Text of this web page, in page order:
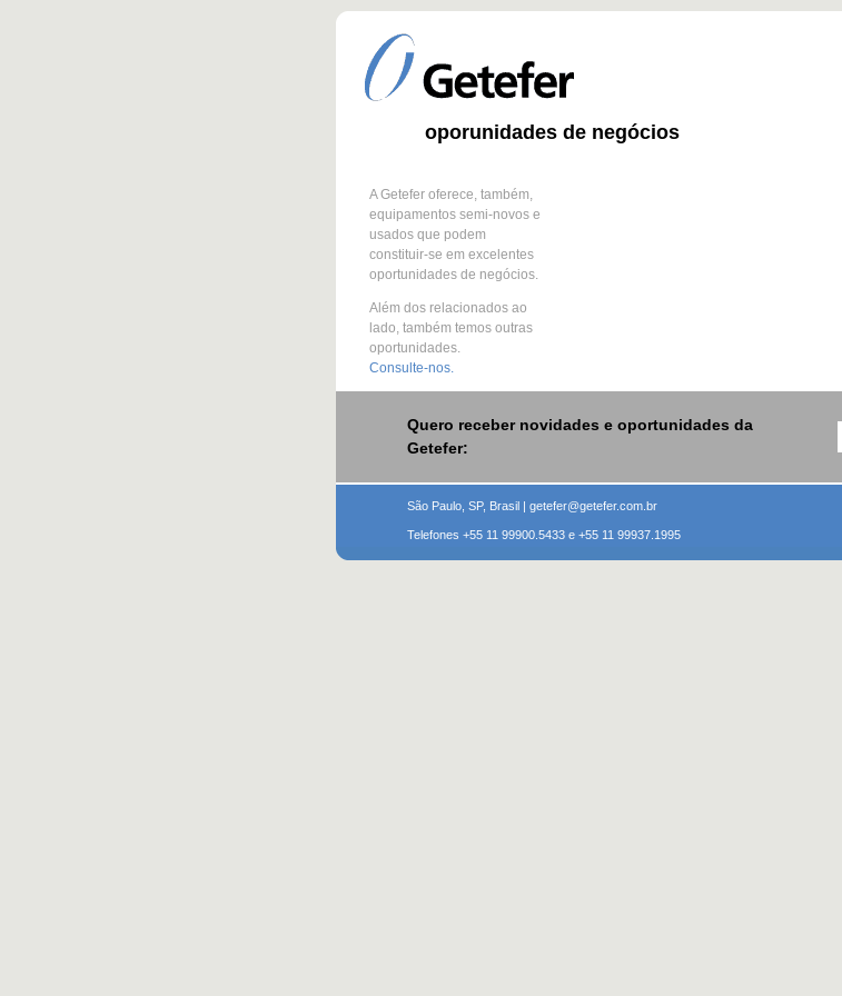
oporunidades de negócios
A Getefer oferece, também,
equipamentos semi-novos e
usados que podem
constituir-se em excelentes
oportunidades de negócios.
Além dos relacionados ao
lado, também temos outras
oportunidades.
Consulte-nos.
Quero receber novidades e oportunidades da
Getefer:
São Paulo, SP, Brasil | getefer@getefer.com.br
Telefones +55 11 99900.5433 e +55 11 99937.1995